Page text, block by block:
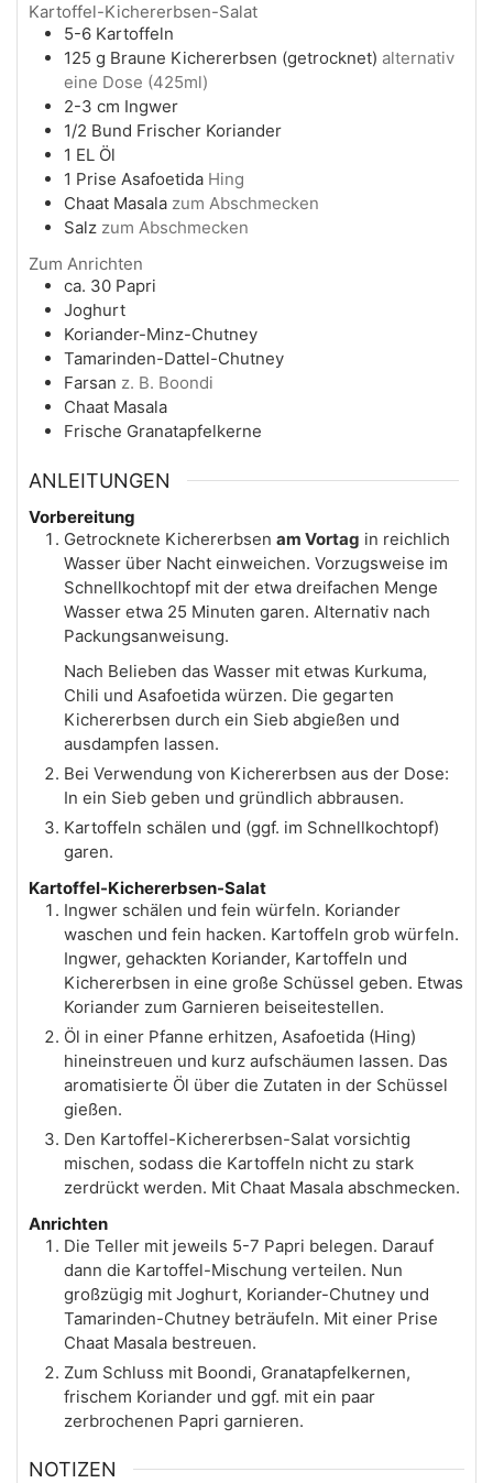
Kartoffel-Kichererbsen-Salat
5-6 Kartoffeln
125 g Braune Kichererbsen (getrocknet) alternativ
eine Dose (425ml)
2-3 cm Ingwer
1/2 Bund Frischer Koriander
1 EL Öl
1 Prise Asafoetida Hing
Chaat Masala zum Abschmecken
Salz zum Abschmecken
Zum Anrichten
ca. 30 Papri
Joghurt
Koriander-Minz-Chutney
Tamarinden-Dattel-Chutney
Farsan z. B. Boondi
Chaat Masala
Frische Granatapfelkerne
ANLEITUNGEN
Vorbereitung
Getrocknete Kichererbsen am Vortag in reichlich
Wasser über Nacht einweichen. Vorzugsweise im
Schnellkochtopf mit der etwa dreifachen Menge
Wasser etwa 25 Minuten garen. Alternativ nach
Packungsanweisung.
Nach Belieben das Wasser mit etwas Kurkuma,
Chili und Asafoetida würzen. Die gegarten
Kichererbsen durch ein Sieb abgießen und
ausdampfen lassen.
Bei Verwendung von Kichererbsen aus der Dose:
In ein Sieb geben und gründlich abbrausen.
Kartoffeln schälen und (ggf. im Schnellkochtopf)
garen.
Kartoffel-Kichererbsen-Salat
Ingwer schälen und fein würfeln. Koriander
waschen und fein hacken. Kartoffeln grob würfeln.
Ingwer, gehackten Koriander, Kartoffeln und
Kichererbsen in eine große Schüssel geben. Etwas
Koriander zum Garnieren beiseitestellen.
Öl in einer Pfanne erhitzen, Asafoetida (Hing)
hineinstreuen und kurz aufschäumen lassen. Das
aromatisierte Öl über die Zutaten in der Schüssel
gießen.
Den Kartoffel-Kichererbsen-Salat vorsichtig
mischen, sodass die Kartoffeln nicht zu stark
zerdrückt werden. Mit Chaat Masala abschmecken.
Anrichten
Die Teller mit jeweils 5-7 Papri belegen. Darauf
dann die Kartoffel-Mischung verteilen. Nun
großzügig mit Joghurt, Koriander-Chutney und
Tamarinden-Chutney beträufeln. Mit einer Prise
Chaat Masala bestreuen.
Zum Schluss mit Boondi, Granatapfelkernen,
frischem Koriander und ggf. mit ein paar
zerbrochenen Papri garnieren.
NOTIZEN